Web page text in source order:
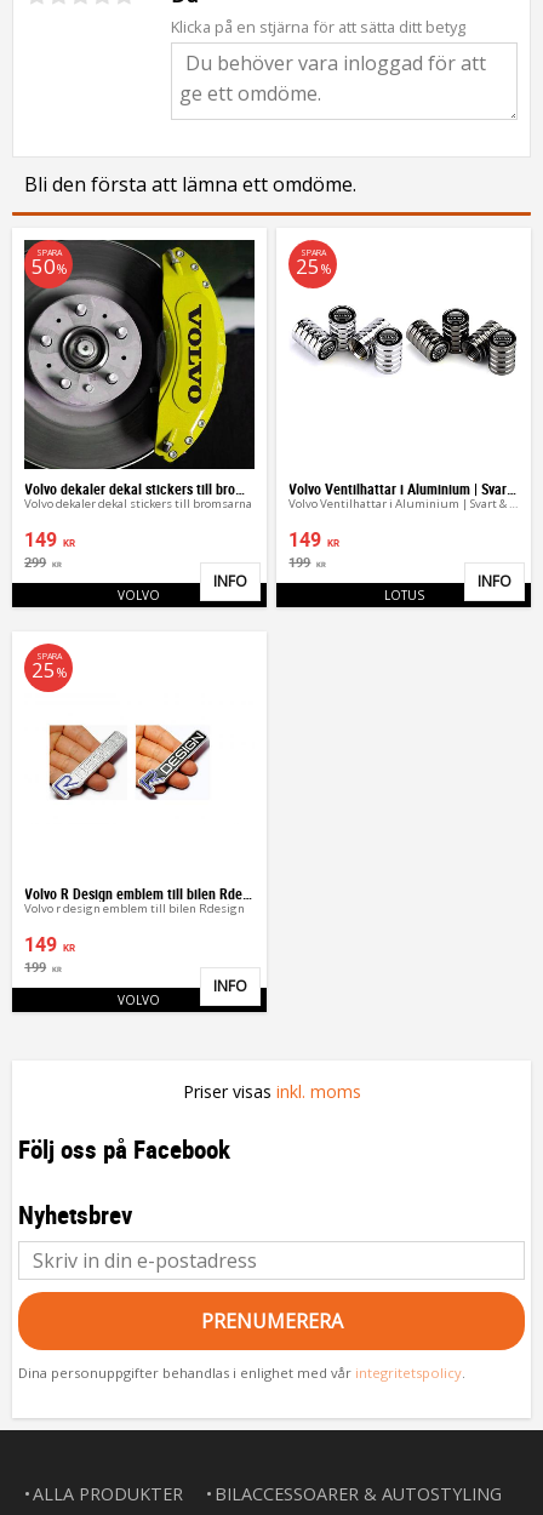
Klicka på en stjärna för att sätta ditt betyg
Bli den första att lämna ett omdöme.
Volvo dekaler dekal stickers till bromsarna
149 KR
299 KR
SPARA
50%
VOLVO Lägg till i favoriter
INFO
Volvo Ventilhattar i Aluminium | Svart & Silver 4st
149 KR
199 KR
SPARA
25 %
LOTUS
INFO
Volvo r design emblem till bilen Rdesign
149 KR
199 KR
SPARA
25 %
VOLVO Lägg till i favoriter
INFO
Priser visas inkl. moms
Följ oss på Facebook
Nyhetsbrev
PRENUMERERA
Dina personuppgifter behandlas i enlighet med vår integritetspolicy.
ALLA PRODUKTER
BILACCESSOARER & AUTOSTYLING